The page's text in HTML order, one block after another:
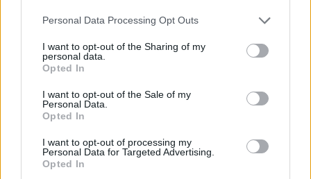
Personal Data Processing Opt Outs
I want to opt-out of the Sharing of my
personal data.
Opted In
I want to opt-out of the Sale of my
Personal Data.
Opted In
I want to opt-out of processing my
Personal Data for Targeted Advertising.
Opted In
στην Κέρκυρα: «Θα σηκωθώ πιο
Ο ηθοποιός και χορευτής μοιράστηκε